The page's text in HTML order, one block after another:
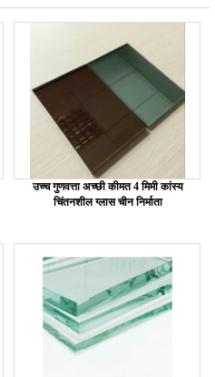
उच्च गुणवत्ता अच्छी कीमत 4 मिमी कांस्य
चिंतनशील ग्लास चीन निर्माता